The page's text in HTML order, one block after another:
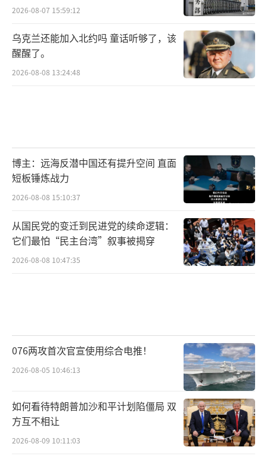
2026-08-07 15:59:12
乌克兰还能加入北约吗 童话听够了，该
醒醒了。
2026-08-08 13:24:48
博主：远海反潜中国还有提升空间 直面
短板锤炼战力
2026-08-08 15:10:37
从国民党的变迁到民进党的续命逻辑：
它们最怕“民主台湾”叙事被揭穿
2026-08-08 10:47:35
076两攻首次官宣使用综合电推！
2026-08-05 10:46:13
如何看待特朗普加沙和平计划陷僵局 双
方互不相让
2026-08-09 10:11:03